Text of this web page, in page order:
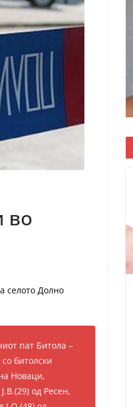
во
селото Долно
пат Битола –
битолски
Новаци,
од Ресен,